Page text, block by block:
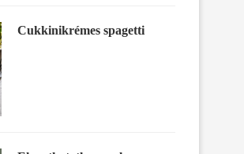
Cukkinikrémes spagetti